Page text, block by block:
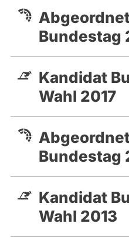
Bundestag
Kandidat
Wahl 2017
Bundestag
Kandidat
Wahl 2013